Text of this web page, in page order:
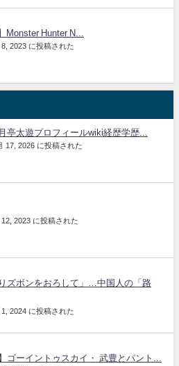
Monster Hunter N...
8, 2023 に投稿された
亭太遊プロフィールwiki経歴学歴...
17, 2026 に投稿された
2023 に投稿された
ズボンをおろして」…中国人の「路
2024 に投稿された
ゴーイントゥスカイ・ 武豊とパント...